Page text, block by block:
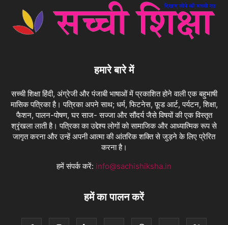
हमारे बारे में
सच्ची शिक्षा हिंदी, अंग्रेजी और पंजाबी भाषाओं में प्रकाशित होने वाली एक बहुभाषी
मासिक पत्रिका है। पत्रिका अपने साथ; धर्म, फिटनेस, फ़ूड आर्ट, पर्यटन, शिक्षा,
फैशन, पालन-पोषण, घर साज- सज्जा और सौंदर्य जैसे विषयों की एक विस्तृत
श्रृंखला लाती है। पत्रिका का उद्देश्य लोगों को सामाजिक और आध्यात्मिक रूप से
जागृत करना और उन्हें अपनी आत्मा की आंतरिक शक्ति से जुड़ने के लिए प्रेरित
करना है।
हमें संपर्क करें: info@sachishiksha.in
हमें का पालन करें